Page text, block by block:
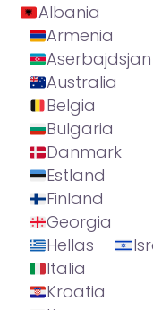
Albania
Armenia
Aserbajdsjan
Australia
Belgia
Bulgaria
Danmark
Estland
Finland
Georgia
Hellas
Italia
Kroatia